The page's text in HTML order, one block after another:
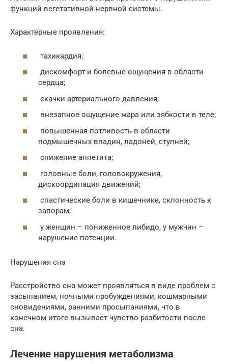
функций вегетативной нервной системы.
Характерные проявления:
тахикардия;
дискомфорт и болевые ощущения в области
сердца;
скачки артериального давления;
внезапное ощущение жара или зябкости в теле;
повышенная потливость в области
подмышечных впадин, ладоней, ступней;
снижение аппетита;
головные боли, головокружения,
дискоординация движений;
спастические боли в кишечнике, склонность к
запорам;
у женщин – пониженное либидо, у мужчин –
нарушение потенции.
Нарушения сна
Расстройство сна может проявляться в виде проблем с
засыпанием, ночными пробуждениями, кошмарными
сновидениями, ранними просыпаниями, что в
конечном итоге вызывает чувство разбитости после
сна.
Лечение нарушения метаболизма